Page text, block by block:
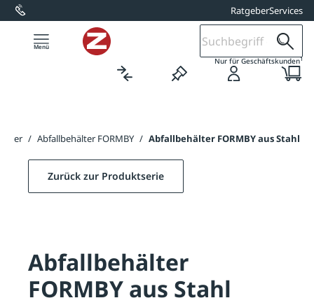
springen RatgeberServices
Nur für Geschäftskunden1
/ Abfallbehälter FORMBY / Abfallbehälter FORMBY aus Stahl
Zurück zur Produktserie
Abfallbehälter
FORMBY aus Stahl